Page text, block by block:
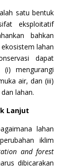
satu bentuk
eksploitatif
bahkan
lahan
dapat
mengurangi
air, dan (iii)
lahan.
Lanjut
lahan
iklim
and forest
dibicarakan